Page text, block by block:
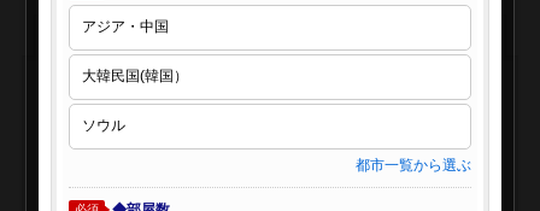
都市一覧から選ぶ